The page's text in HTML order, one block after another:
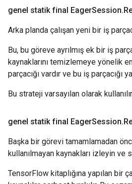
genel statik final EagerSession.
Arka planda çalışan yeni bir iş
Bu, bu göreve ayrılmış ek bir iş
kaynaklarını temizlemeye yönelik
parçacığı vardır ve bu iş parçacığı
Bu strateji varsayılan olarak
genel statik final EagerSession.
Başka bir görevi tamamlamadan
kullanılmayan kaynakları izleyin ve
TensorFlow kitaplığına yapılan bir